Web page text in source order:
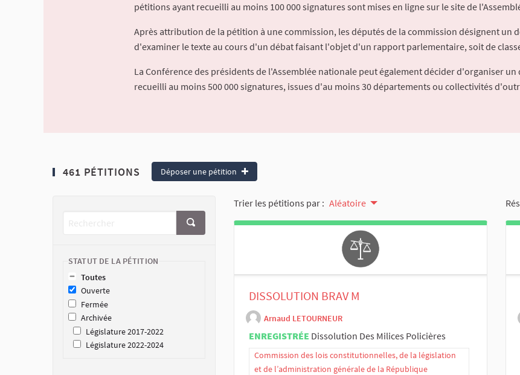
pétitions ayant recueilli au moins 100 000 signatures sont mises en ligne sur le site de
Après attribution de la pétition à une commission, les députés de la commission désignent
d'examiner le texte au cours d'un débat faisant l'objet d'un rapport parlementaire, soit de
La Conférence des présidents de l'Assemblée nationale peut également décider d'organiser
recueilli au moins 500 000 signatures, issues d'au moins 30 départements ou collectivités
461 PÉTITIONS Déposer une pétition
STATUT DE LA PÉTITION
Toutes
Ouverte
Fermée
Archivée
Législature 2017-2022
Législature 2022-2024
Trier les pétitions par : Aléatoire
DISSOLUTION BRAV M
Arnaud LETOURNEUR
ENREGISTRÉE Dissolution Des Milices Policières
Commission des lois constitutionnelles, de la législation
et de l’administration générale de la République